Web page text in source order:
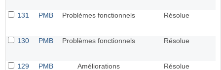
131 PMB Problèmes fonctionnels Résolue
130 PMB Problèmes fonctionnels Résolue
129 PMB Améliorations Résolue